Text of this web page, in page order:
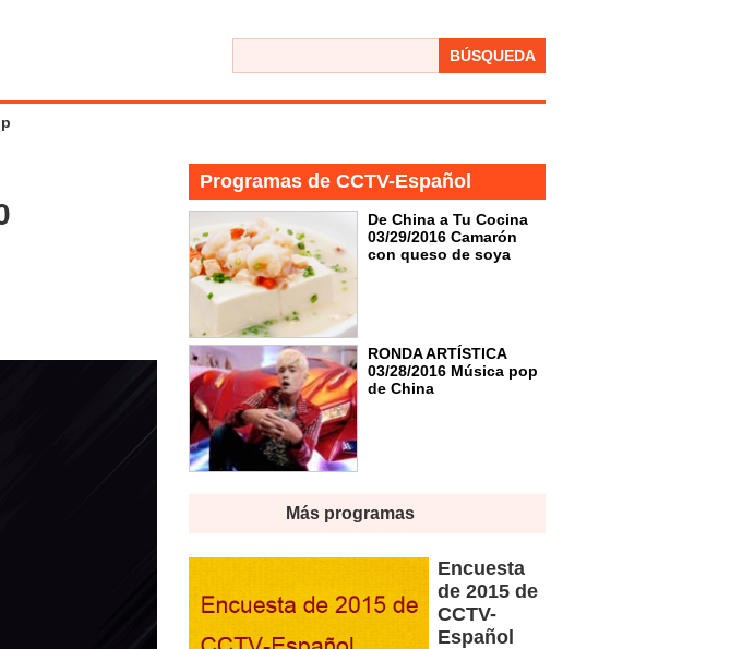
BÚSQUEDA
Programas de CCTV-Español
De China a Tu Cocina
03/29/2016 Camarón
con queso de soya
RONDA ARTÍSTICA
03/28/2016 Música pop
de China
Más programas
Encuesta
de 2015 de
CCTV-
Español